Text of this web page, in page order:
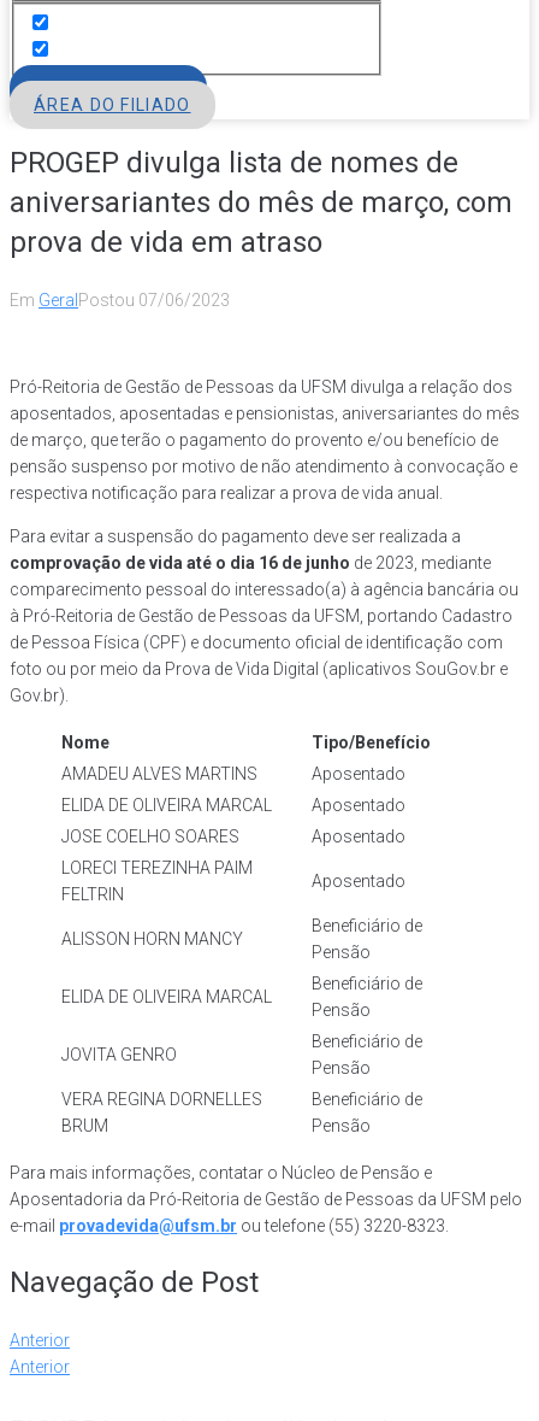
ÁREA DO FILIADO
PROGEP divulga lista de nomes de
aniversariantes do mês de março, com
prova de vida em atraso
Em Geral Postou 07/06/2023
Pró-Reitoria de Gestão de Pessoas da UFSM divulga a relação dos
aposentados, aposentadas e pensionistas, aniversariantes do mês
de março, que terão o pagamento do provento e/ou benefício de
pensão suspenso por motivo de não atendimento à convocação e
respectiva notificação para realizar a prova de vida anual.
Para evitar a suspensão do pagamento deve ser realizada a
comprovação de vida até o dia 16 de junho de 2023, mediante
comparecimento pessoal do interessado(a) à agência bancária ou
à Pró-Reitoria de Gestão de Pessoas da UFSM, portando Cadastro
de Pessoa Física (CPF) e documento oficial de identificação com
foto ou por meio da Prova de Vida Digital (aplicativos SouGov.br e
Gov.br).
Nome
Tipo/Benefício
AMADEU ALVES MARTINS
Aposentado
ELIDA DE OLIVEIRA MARCAL
Aposentado
JOSE COELHO SOARES
Aposentado
LORECI TEREZINHA PAIM
FELTRIN
Aposentado
ALISSON HORN MANCY
Beneficiário de
Pensão
ELIDA DE OLIVEIRA MARCAL
Beneficiário de
Pensão
JOVITA GENRO
Beneficiário de
Pensão
VERA REGINA DORNELLES
BRUM
Beneficiário de
Pensão
Para mais informações, contatar o Núcleo de Pensão e
Aposentadoria da Pró-Reitoria de Gestão de Pessoas da UFSM pelo
e-mail provadevida@ufsm.br ou telefone (55) 3220-8323.
Navegação de Post
Anterior
Anterior